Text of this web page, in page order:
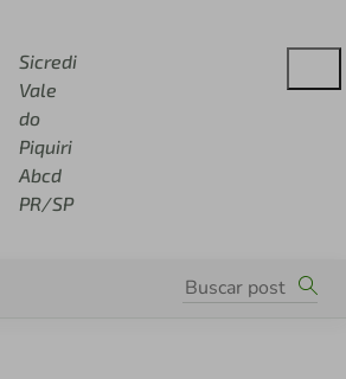
Sicredi
Vale
do
Piquiri
Abcd
PR/SP